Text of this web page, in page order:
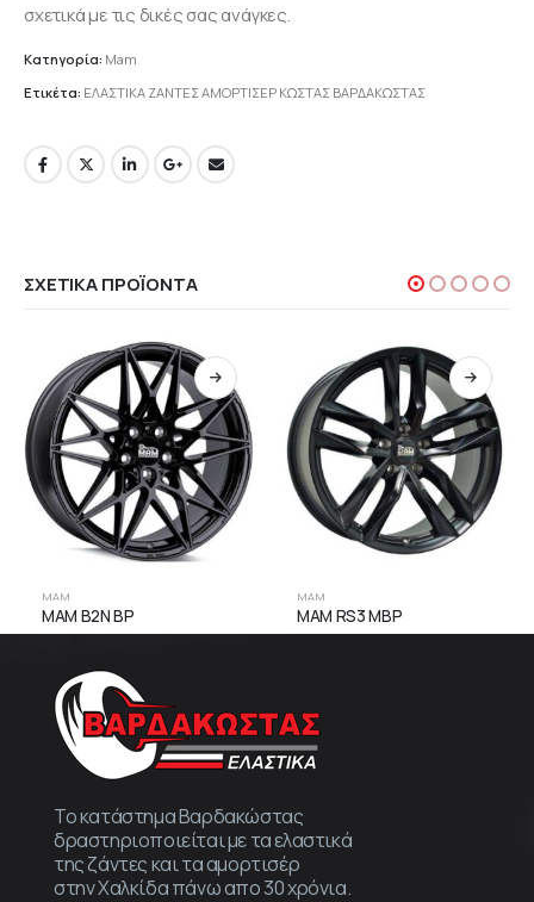
σχετικά με τις δικές σας ανάγκες.
Κατηγορία: Mam
Ετικέτα: ΕΛΑΣΤΙΚΑ ΖΑΝΤΕΣ ΑΜΟΡΤΙΣΕΡ ΚΩΣΤΑΣ ΒΑΡΔΑΚΩΣΤΑΣ
ΣΧΕΤΙΚΆ ΠΡΟΪΌΝΤΑ
MAM
MAM B2N BP
MAM
MAM RS3 MBP
Το κατάστημα Βαρδακώστας
δραστηριοποιείται με τα ελαστικά
της ζάντες και τα αμορτισέρ
στην Χαλκίδα πάνω απο 30 χρόνια.